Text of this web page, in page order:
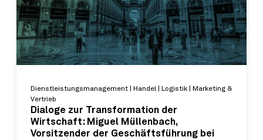
Dienstleistungsmanagement | Handel | Logistik | Marketing &
Vertrieb
Dialoge zur Transformation der
Wirtschaft: Miguel Müllenbach,
Vorsitzender der Geschäftsführung bei